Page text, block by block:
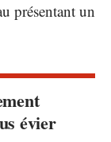
présentant un
évier